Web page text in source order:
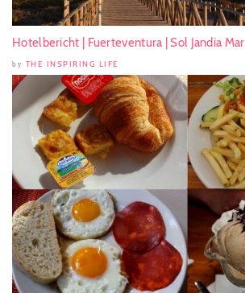
Hotelbericht | Fuerteventura | Sol Jandia Mar
by THE INSPIRING LIFE